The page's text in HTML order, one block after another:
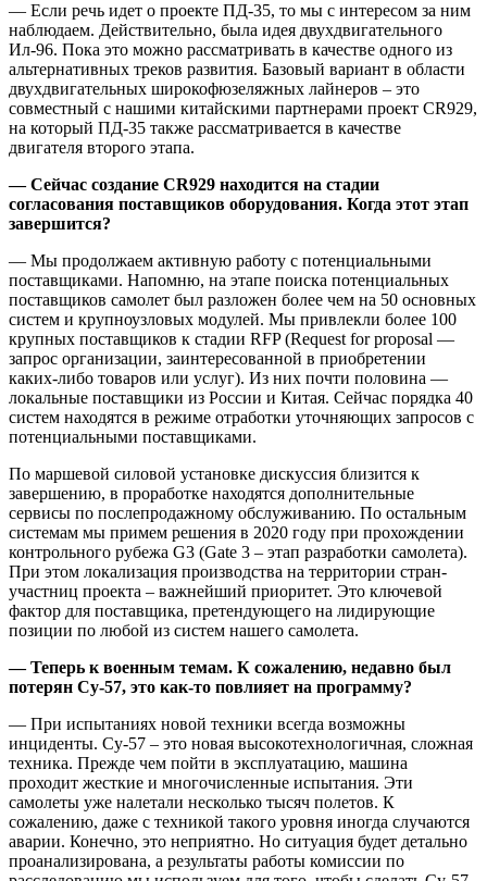
— Если речь идет о проекте ПД-35, то мы с интересом за ним
наблюдаем. Действительно, была идея двухдвигательного
Ил-96. Пока это можно рассматривать в качестве одного из
альтернативных треков развития. Базовый вариант в области
двухдвигательных широкофюзеляжных лайнеров – это
совместный с нашими китайскими партнерами проект CR929,
на который ПД-35 также рассматривается в качестве
двигателя второго этапа.
— Сейчас создание CR929 находится на стадии
согласования поставщиков оборудования. Когда этот этап
завершится?
— Мы продолжаем активную работу с потенциальными
поставщиками. Напомню, на этапе поиска потенциальных
поставщиков самолет был разложен более чем на 50 основных
систем и крупноузловых модулей. Мы привлекли более 100
крупных поставщиков к стадии RFP (Request for proposal —
запрос организации, заинтересованной в приобретении
каких-либо товаров или услуг). Из них почти половина —
локальные поставщики из России и Китая. Сейчас порядка 40
систем находятся в режиме отработки уточняющих запросов с
потенциальными поставщиками.
По маршевой силовой установке дискуссия близится к
завершению, в проработке находятся дополнительные
сервисы по послепродажному обслуживанию. По остальным
системам мы примем решения в 2020 году при прохождении
контрольного рубежа G3 (Gate 3 – этап разработки самолета).
При этом локализация производства на территории стран-
участниц проекта – важнейший приоритет. Это ключевой
фактор для поставщика, претендующего на лидирующие
позиции по любой из систем нашего самолета.
— Теперь к военным темам. К сожалению, недавно был
потерян Су-57, это как-то повлияет на программу?
— При испытаниях новой техники всегда возможны
инциденты. Су-57 – это новая высокотехнологичная, сложная
техника. Прежде чем пойти в эксплуатацию, машина
проходит жесткие и многочисленные испытания. Эти
самолеты уже налетали несколько тысяч полетов. К
сожалению, даже с техникой такого уровня иногда случаются
аварии. Конечно, это неприятно. Но ситуация будет детально
проанализирована, а результаты работы комиссии по